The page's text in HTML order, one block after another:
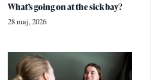
What’s going on at the sick bay?
28 maj, 2026